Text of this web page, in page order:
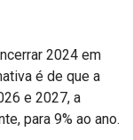
2024 em
é de que a
e 2027, a
para 9% ao ano.